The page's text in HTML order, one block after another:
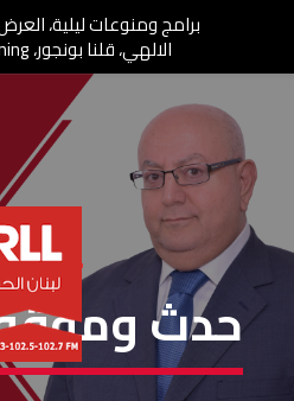
حَدَثٌ
حدث وموقَف –
برامج ومنوعات ليلية، العرض
الالهي، قلنا بونجور، RLL Morning